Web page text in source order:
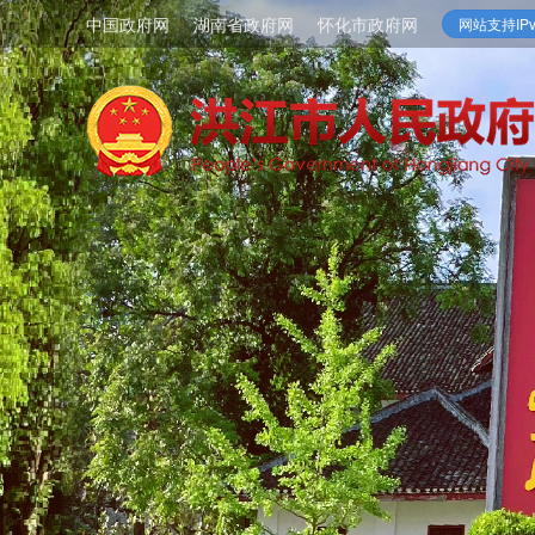
中国政府网 湖南省政府网 怀化市政府网 网站支持